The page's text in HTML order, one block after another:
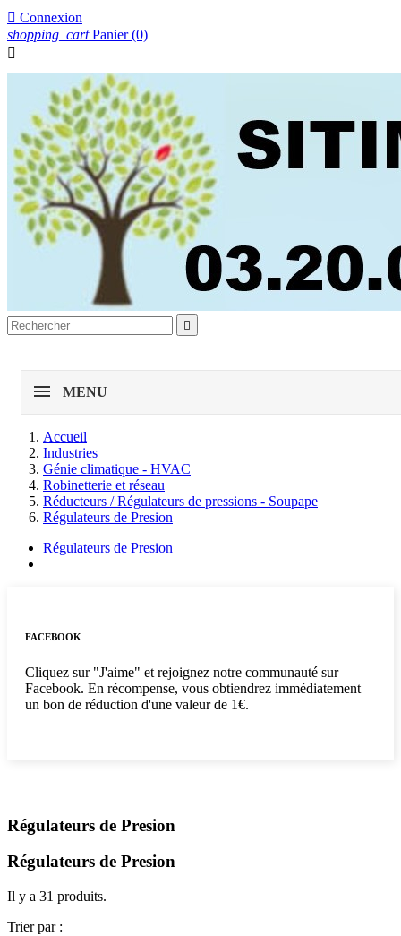
 Connexion
shopping_cart Panier (0)


MENU
Accueil
Industries
Génie climatique - HVAC
Robinetterie et réseau
Réducteurs / Régulateurs de pressions - Soupape
Régulateurs de Presion
Régulateurs de Presion
FACEBOOK
Cliquez sur "J'aime" et rejoignez notre communauté sur
Facebook. En récompense, vous obtiendrez immédiatement
un bon de réduction d'une valeur de 1€.
Régulateurs de Presion
Régulateurs de Presion
Il y a 31 produits.
Trier par :